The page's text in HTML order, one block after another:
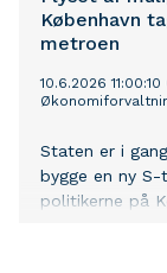
København
metroen
10.6.2026 11:00:10
Staten er i
bygge en ny
politikerne på